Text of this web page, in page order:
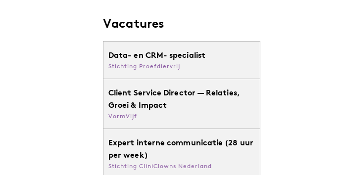
Vacatures
Data- en CRM- specialist
Stichting Proefdiervrij
Client Service Director — Relaties,
Groei & Impact
VormVijf
Expert interne communicatie (28 uur
per week)
Stichting CliniClowns Nederland